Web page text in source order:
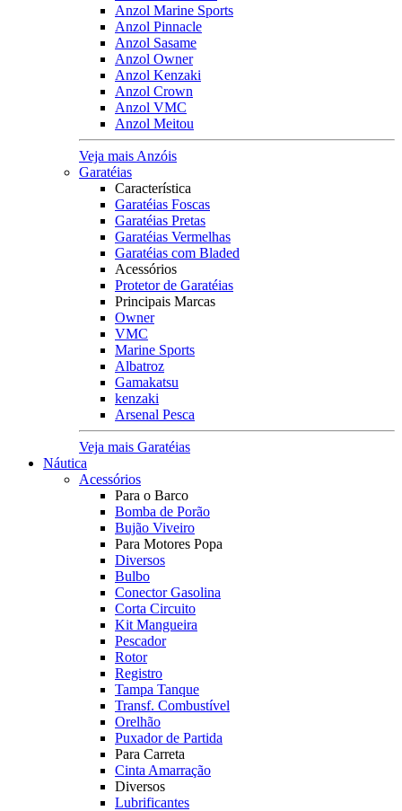
Anzol Marine Sports
Anzol Pinnacle
Anzol Sasame
Anzol Owner
Anzol Kenzaki
Anzol Crown
Anzol VMC
Anzol Meitou
Veja mais Anzóis
Garatéias
Característica
Garatéias Foscas
Garatéias Pretas
Garatéias Vermelhas
Garatéias com Bladed
Acessórios
Protetor de Garatéias
Principais Marcas
Owner
VMC
Marine Sports
Albatroz
Gamakatsu
kenzaki
Arsenal Pesca
Veja mais Garatéias
Náutica
Acessórios
Para o Barco
Bomba de Porão
Bujão Viveiro
Para Motores Popa
Diversos
Bulbo
Conector Gasolina
Corta Circuito
Kit Mangueira
Pescador
Rotor
Registro
Tampa Tanque
Transf. Combustível
Orelhão
Puxador de Partida
Para Carreta
Cinta Amarração
Diversos
Lubrificantes